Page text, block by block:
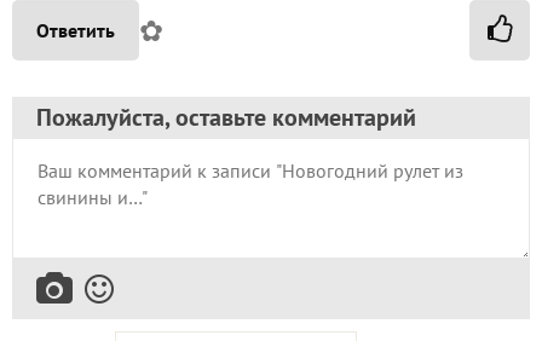
Ответить ✿
Пожалуйста, оставьте комментарий